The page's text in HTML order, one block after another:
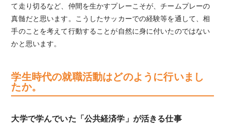
て走り切るなど、仲間を生かすプレーこそが、チームプレーの
真髄だと思います。こうしたサッカーでの経験等を通して、相
手のことを考えて行動することが自然に身に付いたのではない
かと思います。
学生時代の就職活動はどのように行いまし
たか。
大学で学んでいた「公共経済学」が活きる仕事